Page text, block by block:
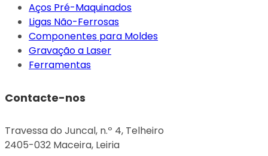
Aços Pré-Maquinados
Ligas Não-Ferrosas
Componentes para Moldes
Gravação a Laser
Ferramentas
Contacte-nos
Travessa do Juncal, n.º 4, Telheiro
2405-032 Maceira, Leiria